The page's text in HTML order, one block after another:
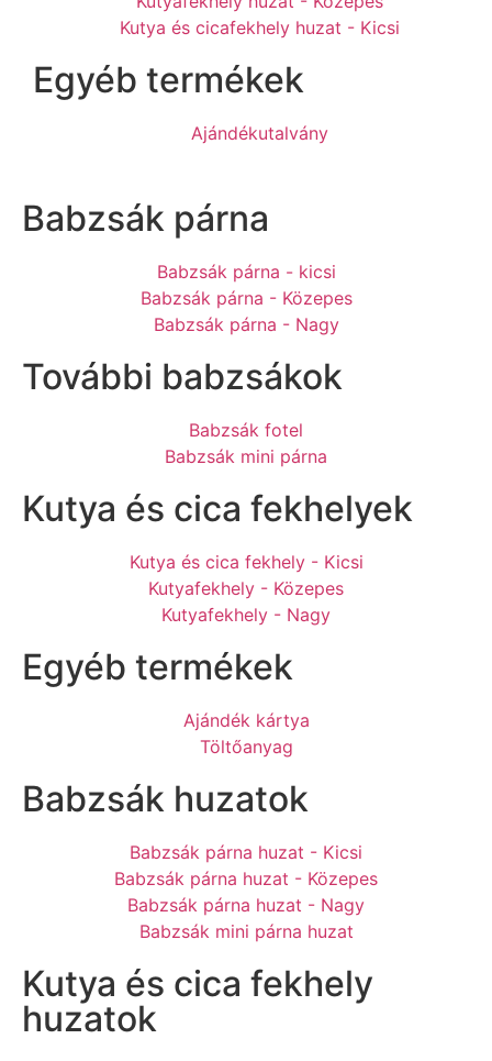
Kutya és cicafekhely huzat - Kicsi
Egyéb termékek
Ajándékutalvány
Babzsák párna
Babzsák párna - kicsi
Babzsák párna - Közepes
Babzsák párna - Nagy
További babzsákok
Babzsák fotel
Babzsák mini párna
Kutya és cica fekhelyek
Kutya és cica fekhely - Kicsi
Kutyafekhely - Közepes
Kutyafekhely - Nagy
Egyéb termékek
Ajándék kártya
Töltőanyag
Babzsák huzatok
Babzsák párna huzat - Kicsi
Babzsák párna huzat - Közepes
Babzsák párna huzat - Nagy
Babzsák mini párna huzat
Kutya és cica fekhely
huzatok